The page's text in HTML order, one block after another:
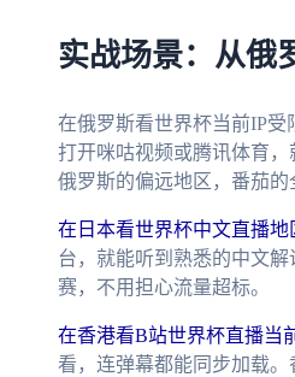
实战场景：从俄
在俄罗斯看世界杯当前IP受
打开咪咕视频或腾讯体育
俄罗斯的偏远地区，番茄的
在日本看世界杯中文直播地
台，就能听到熟悉的中文
赛，不用担心流量超标。
在香港看B站世界杯直播当
看，连弹幕都能同步加载